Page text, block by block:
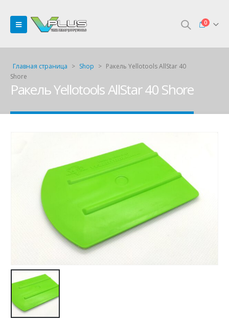
0
Главная страница > Shop > Ракель Yellotools AllStar 40
Shore
Ракель Yellotools AllStar 40 Shore